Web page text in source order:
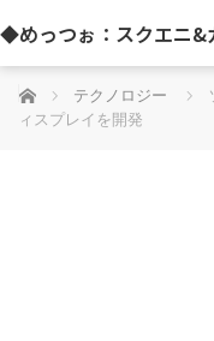
◆めっつぉ：スクエニ&
ホーム テクノロジー
ィスプレイを開発